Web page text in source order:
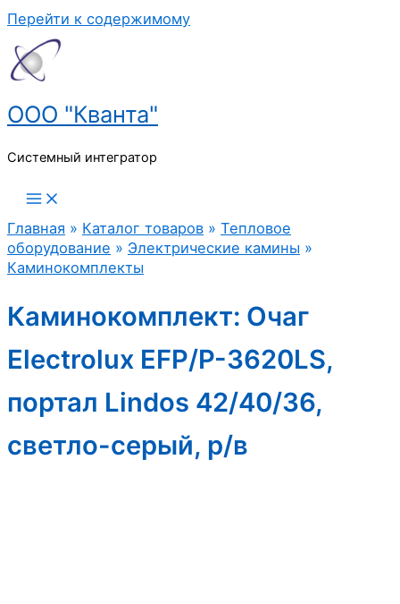
Перейти к содержимому
ООО "Кванта"
Системный интегратор
Главная » Каталог товаров » Тепловое
оборудование » Электрические камины »
Каминокомплекты
Каминокомплект: Очаг
Electrolux EFP/P-3620LS,
портал Lindos 42/40/36,
светло-серый, р/в